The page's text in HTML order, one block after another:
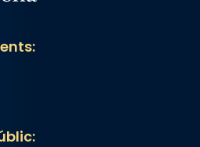
Cristiana